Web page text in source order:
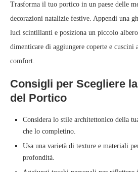
Trasforma il tuo portico in un paese delle
decorazioni natalizie festive. Appendi una
luci scintillanti e posiziona un piccolo
dimenticare di aggiungere coperte e cuscini
comfort.
Consigli per Scegliere
del Portico
Considera lo stile architettonico della
che lo completino.
Usa una varietà di texture e materiali
profondità.